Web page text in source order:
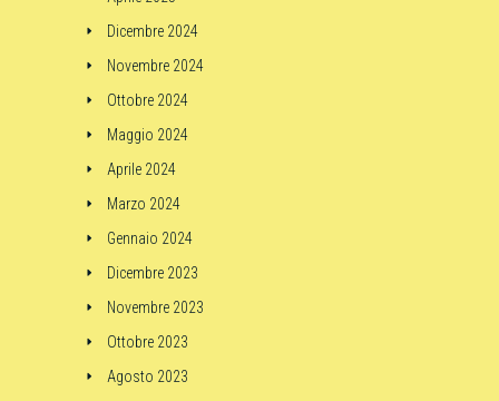
Dicembre 2024
Novembre 2024
Ottobre 2024
Maggio 2024
Aprile 2024
Marzo 2024
Gennaio 2024
Dicembre 2023
Novembre 2023
Ottobre 2023
Agosto 2023